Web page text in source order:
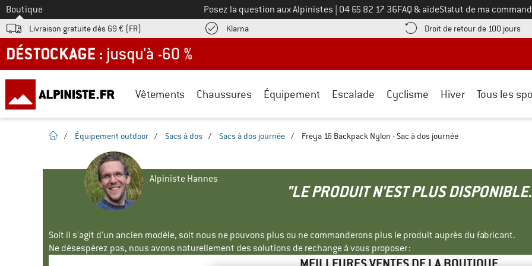
Vers le
Boutique Posez la question aux Alpinistes Appelez-nous au
04 65 82 17 36FAQ & aideStatut de ma
Livraison gratuite dès 69 € (FR) KlarnaTrouve les informations de paiement ici ! Ouvre une boîte d'information
Droit de retour de 100 jours
DÉSTOCKAGE : jusqu'à -60 %
Vêtements Chaussures Équipement Escalade Cyclisme Hiver Tous les
Page d'accueil
/ Équipement outdoor / Sacs à dos / Sacs à dos journée / Freya 16 Backpack Nylon - Sac à dos journée
Alpiniste Hannes
"LE PRODUIT N'EST PLUS
Soit il s'agit d'un ancien modèle, soit nous ne pouvons plus ou ne commanderons plus le produit auprès du fabricant.
Ne désespérez pas, nous avons naturellement des solutions de rechange à vous proposer :